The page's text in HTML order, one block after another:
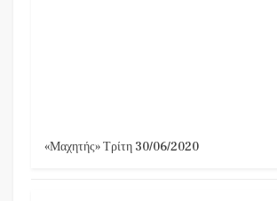
«Μαχητής» Τρίτη 30/06/2020